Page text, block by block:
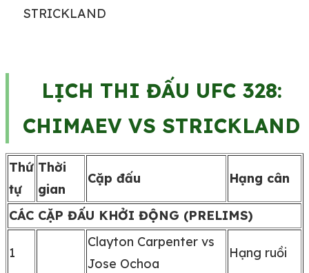
STRICKLAND
LỊCH THI ĐẤU UFC 328:
CHIMAEV VS STRICKLAND
Thứ
tự
Thời
gian
Cặp đấu Hạng cân
CÁC CẶP ĐẤU KHỞI ĐỘNG (PRELIMS)
1
Clayton Carpenter vs
Jose Ochoa
Hạng ruồi